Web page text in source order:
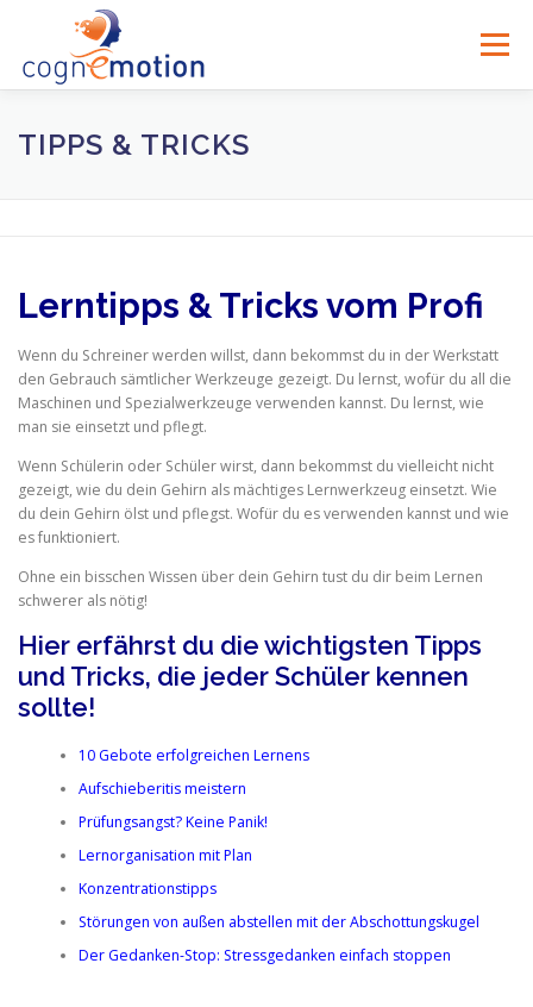
springen
Menü
TIPPS & TRICKS
Lerntipps & Tricks vom Profi
Wenn du Schreiner werden willst, dann bekommst du in der Werkstatt
den Gebrauch sämtlicher Werkzeuge gezeigt. Du lernst, wofür du all die
Maschinen und Spezialwerkzeuge verwenden kannst. Du lernst, wie
man sie einsetzt und pflegt.
Wenn Schülerin oder Schüler wirst, dann bekommst du vielleicht nicht
gezeigt, wie du dein Gehirn als mächtiges Lernwerkzeug einsetzt. Wie
du dein Gehirn ölst und pflegst. Wofür du es verwenden kannst und wie
es funktioniert.
Ohne ein bisschen Wissen über dein Gehirn tust du dir beim Lernen
schwerer als nötig!
Hier erfährst du die wichtigsten Tipps
und Tricks, die jeder Schüler kennen
sollte!
10 Gebote erfolgreichen Lernens
Aufschieberitis meistern
Prüfungsangst? Keine Panik!
Lernorganisation mit Plan
Konzentrationstipps
Störungen von außen abstellen mit der Abschottungskugel
Der Gedanken-Stop: Stressgedanken einfach stoppen